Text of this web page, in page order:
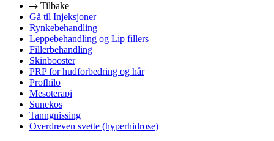
Tilbake
Gå til Injeksjoner
Rynkebehandling
Leppebehandling og Lip fillers
Fillerbehandling
Skinbooster
PRP for hudforbedring og hår
Profhilo
Mesoterapi
Sunekos
Tanngnissing
Overdreven svette (hyperhidrose)